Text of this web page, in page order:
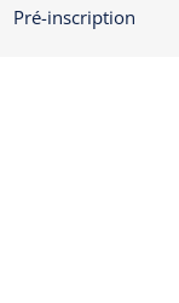
Pré-inscription